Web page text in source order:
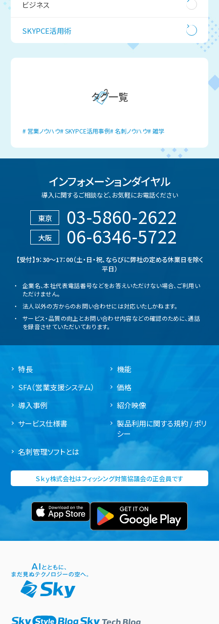
ビジネス
SKYPCE活用術
タグ一覧
営業ノウハウ SKYPCE活用事例 名刺ノウハウ 雑学
インフォメーションダイヤル
導入に関するご相談など、お気軽にお電話ください
東京 03-5860-2622
大阪 06-6346-5722
【受付】9：30～17：00（土・日・祝、ならびに弊社の定める休業日を除く
平日）
企業名、本社代表電話番号などをお答えいただけない場合、ご利用い
ただけません。
法人以外の方からのお問い合わせには対応いたしかねます。
サービス・品質の向上とお問い合わせ内容などの確認のために、通話
を録音させていただいております。
特長
機能
SFA（営業支援システム）
価格
導入事例
紹介映像
サービス仕様書
製品利用に関する規約 / ポリ
シー
名刺管理ソフトとは
Ｓｋｙ株式会社はフィッシング対策協議会の正会員です